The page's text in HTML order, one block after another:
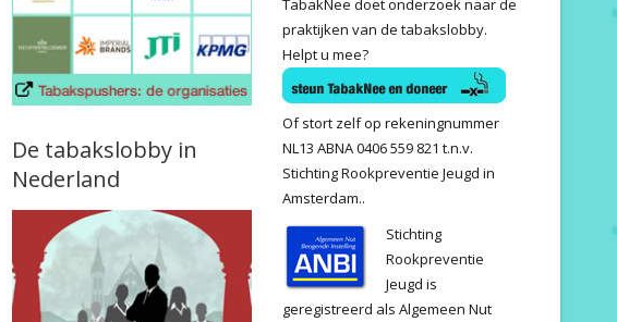
De tabakslobby in
Nederland
TabakNee doet onderzoek naar de
praktijken van de tabakslobby.
Helpt u mee?
Of stort zelf op rekeningnummer
NL13 ABNA 0406 559 821 t.n.v.
Stichting Rookpreventie Jeugd in
Amsterdam..
Stichting
Rookpreventie
Jeugd is
geregistreerd als Algemeen Nut